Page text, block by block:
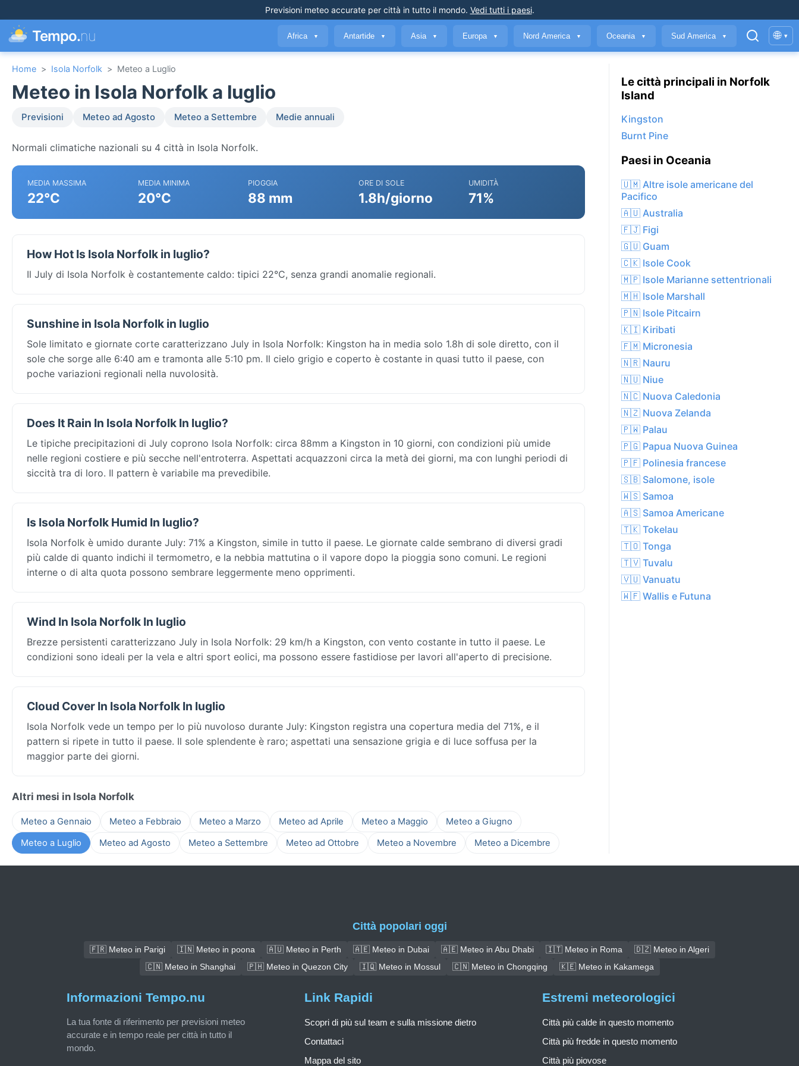
Previsioni meteo accurateper città in tutto il mondo. Vedi tutti i paesi.
Tempo.nu Africa ▼ Antartide ▼ Asia ▼ Europa ▼ Nord America ▼ Oceania ▼ Sud America ▼ 🌐 ▾
Home > Isola Norfolk > Meteo a Luglio
Meteo in Isola Norfolk a luglio
Previsioni Meteo ad Agosto Meteo a Settembre Medie annuali
Normali climatiche nazionali su 4 città in Isola Norfolk.
MEDIA MASSIMA
22°C
MEDIA MINIMA
20°C
PIOGGIA
88 mm
ORE DI SOLE
1.8h/giorno
UMIDITÀ
71%
How Hot Is Isola Norfolk in luglio?
Il July di Isola Norfolk è costantemente caldo: tipici 22°C, senza grandi anomalie regionali.
Sunshine in Isola Norfolk in luglio
Sole limitato e giornate corte caratterizzano July in Isola Norfolk: Kingston ha in media solo 1.8h di sole diretto, con il
sole che sorge alle 6:40 am e tramonta alle 5:10 pm. Il cielo grigio e coperto è costante in quasi tutto il paese, con
poche variazioni regionali nella nuvolosità.
Does It Rain In Isola Norfolk In luglio?
Le tipiche precipitazioni di July coprono Isola Norfolk: circa 88mm a Kingston in 10 giorni, con condizioni più umide
nelle regioni costiere e più secche nell'entroterra. Aspettati acquazzoni circa la metà dei giorni, ma con lunghi periodi di
siccità tra di loro. Il pattern è variabile ma prevedibile.
Is Isola Norfolk Humid In luglio?
Isola Norfolk è umido durante July: 71% a Kingston, simile in tutto il paese. Le giornate calde sembrano di diversi gradi
più calde di quanto indichi il termometro, e la nebbia mattutina o il vapore dopo la pioggia sono comuni. Le regioni
interne o di alta quota possono sembrare leggermente meno opprimenti.
Wind In Isola Norfolk In luglio
Brezze persistenti caratterizzano July in Isola Norfolk: 29 km/h a Kingston, con vento costante in tutto il paese. Le
condizioni sono ideali per la vela e altri sport eolici, ma possono essere fastidiose per lavori all'aperto di precisione.
Cloud Cover In Isola Norfolk In luglio
Isola Norfolk vede un tempo per lo più nuvoloso durante July: Kingston registra una copertura media del 71%, e il
pattern si ripete in tutto il paese. Il sole splendente è raro; aspettati una sensazione grigia e di luce soffusa per la
maggior parte dei giorni.
Altri mesi in Isola Norfolk
Meteo a Gennaio Meteo a Febbraio Meteo a Marzo Meteo ad Aprile Meteo a Maggio
Meteo a Giugno
Meteo a Luglio
Meteo ad Agosto Meteo a Settembre Meteo ad Ottobre Meteo a Novembre Meteo a Dicembre
Le città principali in Norfolk
Island
Kingston
Burnt Pine
Paesi in Oceania
🇺🇲 Altre isole americane del
Pacifico
🇦🇺 Australia
🇫🇯 Figi
🇬🇺 Guam
🇨🇰 Isole Cook
🇲🇵 Isole Marianne settentrionali
🇲🇭 Isole Marshall
🇵🇳 Isole Pitcairn
🇰🇮 Kiribati
🇫🇲 Micronesia
🇳🇷 Nauru
🇳🇺 Niue
🇳🇨 Nuova Caledonia
🇳🇿 Nuova Zelanda
🇵🇼 Palau
🇵🇬 Papua Nuova Guinea
🇵🇫 Polinesia francese
🇸🇧 Salomone, isole
🇼🇸 Samoa
🇦🇸 Samoa Americane
🇹🇰 Tokelau
🇹🇴 Tonga
🇹🇻 Tuvalu
🇻🇺 Vanuatu
🇼🇫 Wallis e Futuna
Città popolari oggi
🇫🇷 Meteo in Parigi 🇮🇳 Meteo in poona 🇦🇺 Meteo in Perth 🇦🇪 Meteo in Dubai 🇦🇪 Meteo in Abu Dhabi 🇮🇹 Meteo in Roma
🇩🇿 Meteo in Algeri
🇨🇳 Meteo in Shanghai
🇵🇭 Meteo in Quezon City 🇮🇶 Meteo in Mossul 🇨🇳 Meteo in Chongqing 🇰🇪 Meteo in Kakamega
Informazioni Tempo.nu
La tua fonte di riferimento per previsioni meteo
accurate e in tempo reale per città in tutto il
mondo.
Link Rapidi
Scopri di più sul team e sulla missione dietro
Contattaci
Mappa del sito
Estremi meteorologici
Città più calde in questo momento
Città più fredde in questo momento
Città più piovose